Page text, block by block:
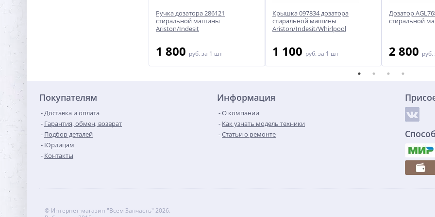
Ручка дозатора 286121
стиральной машины
Ariston/Indesit
1 800 руб. за 1 шт
Крышка 097834 дозатора
стиральной машины
Ariston/Indesit/Whirlpool
1 100 руб. за 1 шт
Дозатор
стиральной
2 800 руб.
Покупателям
Доставка и оплата
Гарантия, обмен, возврат
Подбор деталей
Юрлицам
Контакты
Информация
О компании
Как узнать модель техники
Статьи о ремонте
© Интернет-магазин "Всем Запчасть" 2026.